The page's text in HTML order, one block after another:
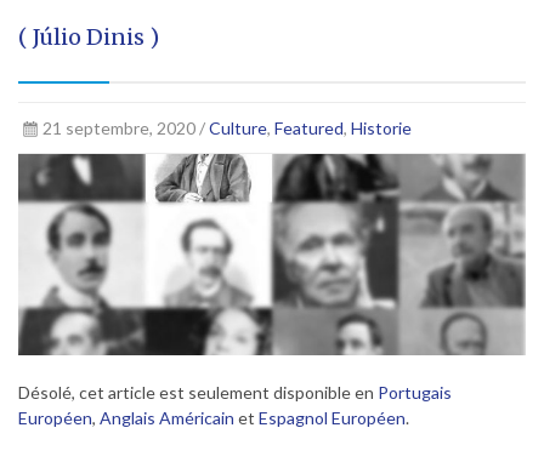
( Júlio Dinis )
21 septembre, 2020 /Culture, Featured, Historie
Désolé, cet article est seulement disponible en Portugais
Européen, Anglais Américain et Espagnol Européen.